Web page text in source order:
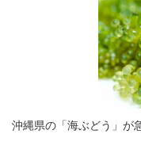
沖縄県の「海ぶどう」が